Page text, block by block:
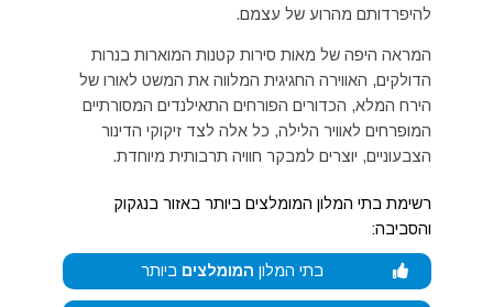
להיפרדותם מהרוע של עצמם.
המראה היפה של מאות סירות קטנות המוארות בנרות
הדולקים, האווירה החגיגית המלווה את המשט לאורו של
הירח המלא, הכדורים הפורחים התאילנדים המסורתיים
המופרחים לאוויר הלילה, כל אלה לצד זיקוקי הדינור
הצבעוניים, יוצרים למבקר חוויה תרבותית מיוחדת.
רשימת בתי המלון המומלצים ביותר באזור בנגקוק
והסביבה:
בתי המלון המומלצים ביותר